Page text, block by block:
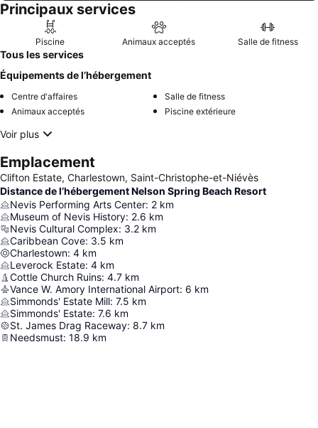
Principaux services
Piscine Animaux acceptés Salle de fitness
Tous les services
Équipements de l’hébergement
Centre d'affaires
Salle de fitness
Animaux acceptés
Piscine extérieure
Voir plus
Emplacement
Clifton Estate, Charlestown, Saint-Christophe-et-Niévès
Distance de l’hébergement Nelson Spring Beach Resort
Nevis Performing Arts Center: 2 km
Museum of Nevis History: 2.6 km
Nevis Cultural Complex: 3.2 km
Caribbean Cove: 3.5 km
Charlestown: 4 km
Leverock Estate: 4 km
Cottle Church Ruins: 4.7 km
Vance W. Amory International Airport: 6 km
Simmonds' Estate Mill: 7.5 km
Simmonds' Estate: 7.6 km
St. James Drag Raceway: 8.7 km
Needsmust: 18.9 km